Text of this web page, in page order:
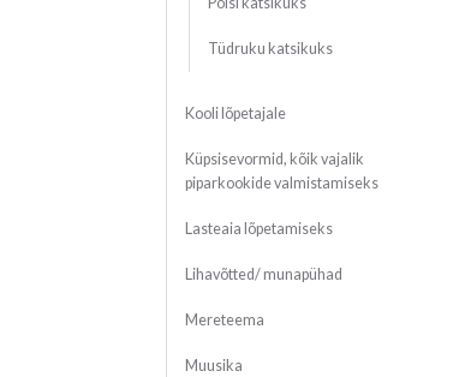
Tüdruku katsikuks
Kooli lõpetajale
Küpsisevormid, kõik vajalik
piparkookide valmistamiseks
Lasteaia lõpetamiseks
Lihavõtted/ munapühad
Mereteema
Muusika